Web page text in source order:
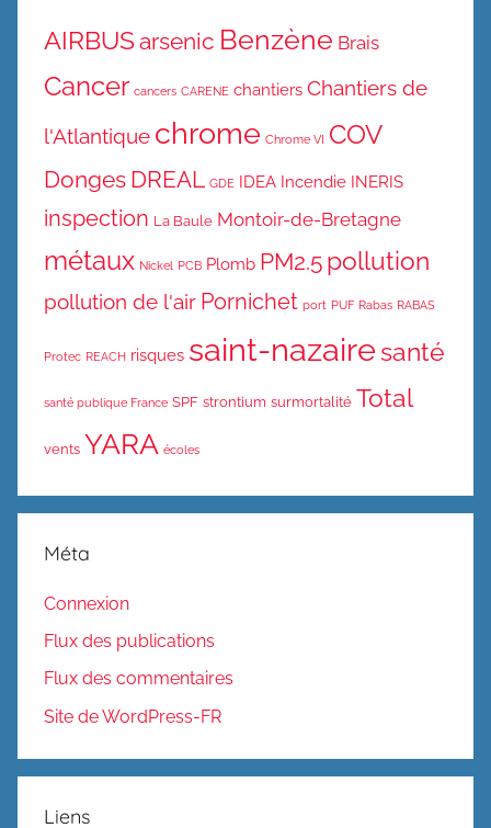
AIRBUSarsenic Benzène Brais
Cancer cancers CARENE chantiers Chantiers de
l'Atlantique chrome Chrome VI COV
Donges DREAL GDE IDEA Incendie INERIS
inspection La Baule Montoir-de-Bretagne
métaux Nickel PCB Plomb PM2.5 pollution
pollution de l'air Pornichet port PUF Rabas RABAS
Protec REACH risques saint-nazairesanté
santé publique France SPF strontium surmortalité Total
vents YARA écoles
Méta
Connexion
Flux des publications
Flux des commentaires
Site de WordPress-FR
Liens